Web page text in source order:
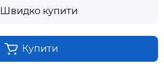
Швидко купити
Купити